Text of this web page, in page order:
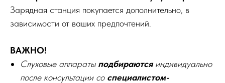
Зарядная станция покупается дополнительно, в
зависимости от ваших предпочтений.
ВАЖНО!
Слуховые аппараты подбираютсяиндивидуально
после консультации со специалистом-